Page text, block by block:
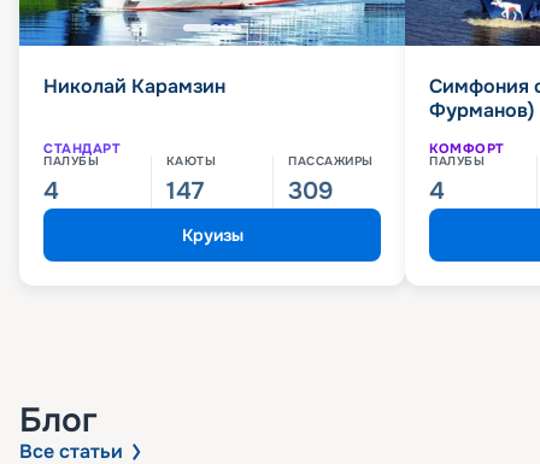
Николай Карамзин
СТАНДАРТ
ПАЛУБЫ
4
КАЮТЫ
147
ПАССАЖИРЫ
309
Круизы
Симфония
Фурманов)
КОМФОРТ
ПАЛУБЫ
4
Блог
Все статьи